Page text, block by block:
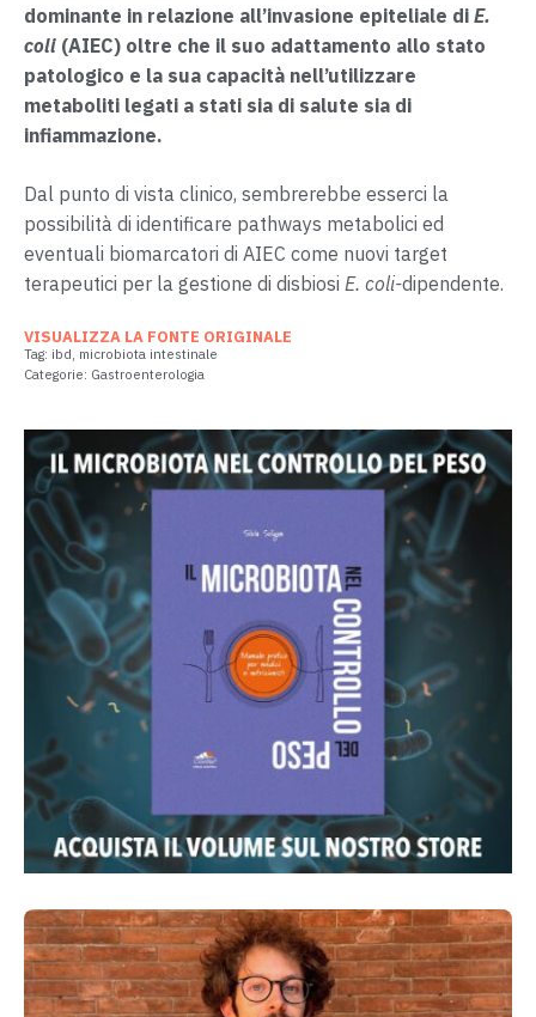
dominante in relazione all’invasione epiteliale di E.
coli (AIEC) oltre che il suo adattamento allo stato
patologico e la sua capacità nell’utilizzare
metaboliti legati a stati sia di salute sia di
infiammazione.
Dal punto di vista clinico, sembrerebbe esserci la
possibilità di identificare pathways metabolici ed
eventuali biomarcatori di AIEC come nuovi target
terapeutici per la gestione di disbiosi E. coli-dipendente.
VISUALIZZA LA FONTE ORIGINALE
Tag: ibd, microbiota intestinale
Categorie: Gastroenterologia